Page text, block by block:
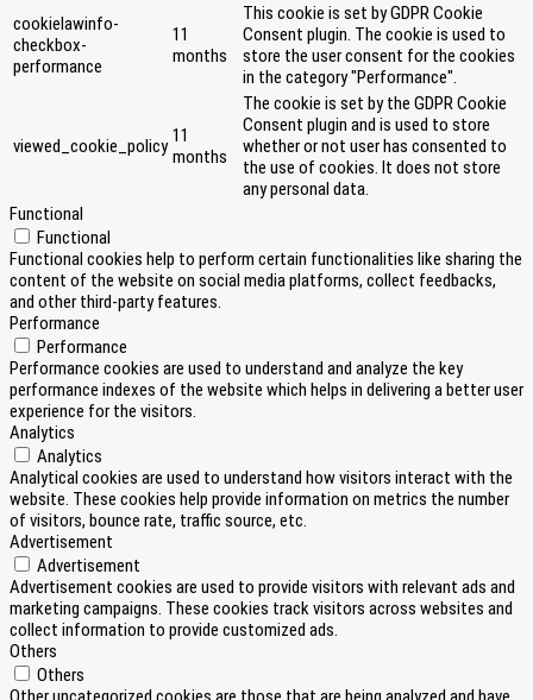
cookielawinfo-
checkbox-
performance
11
months
This cookie is set by GDPR Cookie
Consent plugin. The cookie is used to
store the user consent for the cookies
in the category "Performance".
viewed_cookie_policy 11
months
The cookie is set by the GDPR Cookie
Consent plugin and is used to store
whether or not user has consented to
the use of cookies. It does not store
any personal data.
Functional
Functional
Functional cookies help to perform certain functionalities like sharing the
content of the website on social media platforms, collect feedbacks,
and other third-party features.
Performance
Performance
Performance cookies are used to understand and analyze the key
performance indexes of the website which helps in delivering a better user
experience for the visitors.
Analytics
Analytics
Analytical cookies are used to understand how visitors interact with the
website. These cookies help provide information on metrics the number
of visitors, bounce rate, traffic source, etc.
Advertisement
Advertisement
Advertisement cookies are used to provide visitors with relevant ads and
marketing campaigns. These cookies track visitors across websites and
collect information to provide customized ads.
Others
Others